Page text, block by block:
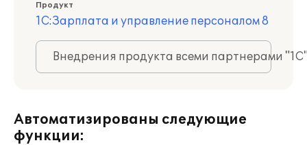
Продукт
1С:Зарплата и управление персоналом 8
Внедрения продукта всеми партнерами
Автоматизированы следующие
функции: